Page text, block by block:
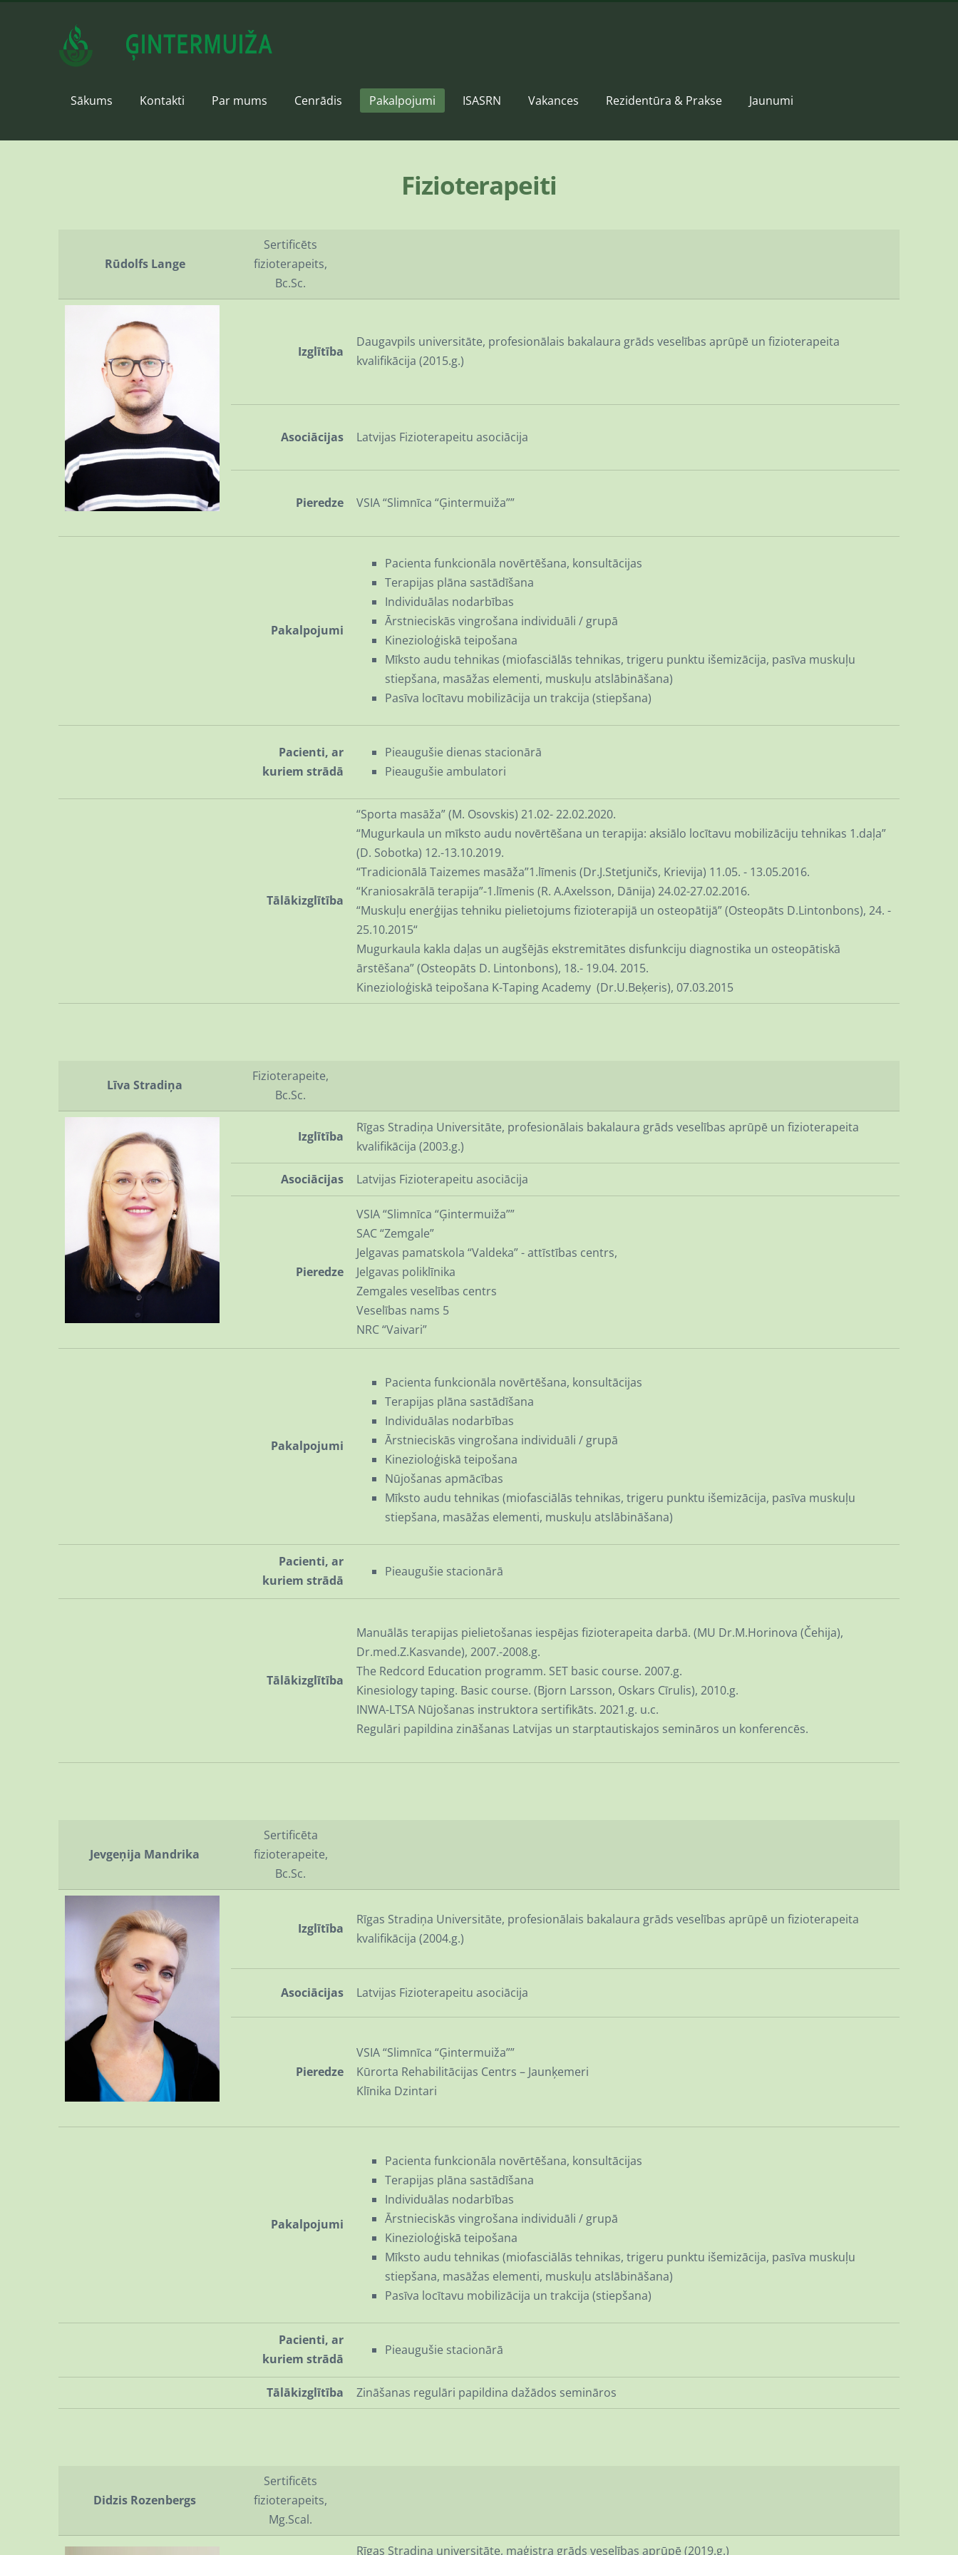
Sākums Kontakti Par mums Cenrādis Pakalpojumi ISASRN Vakances Rezidentūra & Prakse Jaunumi
Fizioterapeiti
Rūdolfs Lange
Sertificēts
fizioterapeits,
Bc.Sc.
Izglītība
Daugavpils universitāte, profesionālais bakalaura grāds veselības aprūpē un fizioterapeita
kvalifikācija (2015.g.)
Asociācijas Latvijas Fizioterapeitu asociācija
Pieredze VSIA “Slimnīca “Ģintermuiža””
Pakalpojumi
Pacienta funkcionāla novērtēšana, konsultācijas
Terapijas plāna sastādīšana
Individuālas nodarbības
Ārstnieciskās vingrošana individuāli / grupā
Kinezioloģiskā teipošana
Mīksto audu tehnikas (miofasciālās tehnikas, trigeru punktu išemizācija, pasīva muskuļu
stiepšana, masāžas elementi, muskuļu atslābināšana)
Pasīva locītavu mobilizācija un trakcija (stiepšana)
Pacienti, ar
kuriem strādā
Pieaugušie dienas stacionārā
Pieaugušie ambulatori
Tālākizglītība
“Sporta masāža” (M. Osovskis) 21.02- 22.02.2020.
“Mugurkaula un mīksto audu novērtēšana un terapija: aksiālo locītavu mobilizāciju tehnikas 1.daļa”
(D. Sobotka) 12.-13.10.2019.
“Tradicionālā Taizemes masāža”1.līmenis (Dr.J.Stetjuničs, Krievija) 11.05. - 13.05.2016.
“Kraniosakrālā terapija”-1.līmenis (R. A.Axelsson, Dānija) 24.02-27.02.2016.
“Muskuļu enerģijas tehniku pielietojums fizioterapijā un osteopātijā” (Osteopāts D.Lintonbons), 24. -
25.10.2015“
Mugurkaula kakla daļas un augšējās ekstremitātes disfunkciju diagnostika un osteopātiskā
ārstēšana” (Osteopāts D. Lintonbons), 18.- 19.04. 2015.
Kinezioloģiskā teipošana K-Taping Academy (Dr.U.Beķeris), 07.03.2015
Līva Stradiņa
Fizioterapeite,
Bc.Sc.
Izglītība
Rīgas Stradiņa Universitāte, profesionālais bakalaura grāds veselības aprūpē un fizioterapeita
kvalifikācija (2003.g.)
Asociācijas Latvijas Fizioterapeitu asociācija
Pieredze
VSIA “Slimnīca “Ģintermuiža””
SAC “Zemgale”
Jelgavas pamatskola “Valdeka” - attīstības centrs,
Jelgavas poliklīnika
Zemgales veselības centrs
Veselības nams 5
NRC “Vaivari”
Pakalpojumi
Pacienta funkcionāla novērtēšana, konsultācijas
Terapijas plāna sastādīšana
Individuālas nodarbības
Ārstnieciskās vingrošana individuāli / grupā
Kinezioloģiskā teipošana
Nūjošanas apmācības
Mīksto audu tehnikas (miofasciālās tehnikas, trigeru punktu išemizācija, pasīva muskuļu
stiepšana, masāžas elementi, muskuļu atslābināšana)
Pacienti, ar
kuriem strādā
Pieaugušie stacionārā
Tālākizglītība
Manuālās terapijas pielietošanas iespējas fizioterapeita darbā. (MU Dr.M.Horinova (Čehija),
Dr.med.Z.Kasvande), 2007.-2008.g.
The Redcord Education programm. SET basic course. 2007.g.
Kinesiology taping. Basic course. (Bjorn Larsson, Oskars Cīrulis), 2010.g.
INWA-LTSA Nūjošanas instruktora sertifikāts. 2021.g. u.c.
Regulāri papildina zināšanas Latvijas un starptautiskajos semināros un konferencēs.
Jevgeņija Mandrika
Sertificēta
fizioterapeite,
Bc.Sc.
Izglītība
Rīgas Stradiņa Universitāte, profesionālais bakalaura grāds veselības aprūpē un fizioterapeita
kvalifikācija (2004.g.)
Asociācijas Latvijas Fizioterapeitu asociācija
Pieredze
VSIA “Slimnīca “Ģintermuiža””
Kūrorta Rehabilitācijas Centrs – Jaunķemeri
Klīnika Dzintari
Pakalpojumi
Pacienta funkcionāla novērtēšana, konsultācijas
Terapijas plāna sastādīšana
Individuālas nodarbības
Ārstnieciskās vingrošana individuāli / grupā
Kinezioloģiskā teipošana
Mīksto audu tehnikas (miofasciālās tehnikas, trigeru punktu išemizācija, pasīva muskuļu
stiepšana, masāžas elementi, muskuļu atslābināšana)
Pasīva locītavu mobilizācija un trakcija (stiepšana)
Pacienti, ar
kuriem strādā
Pieaugušie stacionārā
Tālākizglītība Zināšanas regulāri papildina dažādos semināros
Didzis Rozenbergs
Sertificēts
fizioterapeits,
Mg.Scal.
Rīgas Stradiņa universitāte, maģistra grāds veselības aprūpē (2019.g.)